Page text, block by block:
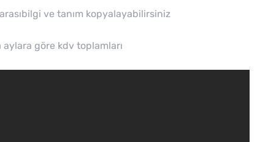
ve tanım kopyalayabilirsiniz
aylara göre kdv toplamları